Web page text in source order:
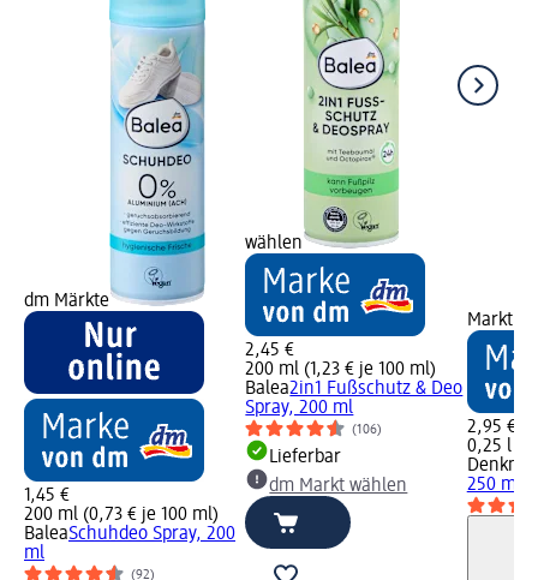
dm Märkte
1,45 €
200 ml (0,73 € je 100 ml)
BaleaSchuhdeo Spray, 200
ml
(92)
wählen
2,45 €
200 ml (1,23 € je 100 ml)
Balea2in1 Fußschutz & Deo
Spray, 200 ml
(106)
Lieferbar
dm Markt wählen
Markt
2,95 €
0,25 l
Denkmit
250 ml